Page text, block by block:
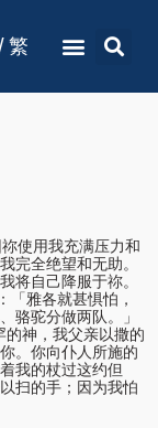
繁
使用我充满压力和
完全绝望和无助。
将自己降服于祢。
「雅各就甚惧怕，
骆驼分做两队。」
神，我父亲以撒的
。你向仆人所施的
我的杖过这约但
扫的手；因为我怕